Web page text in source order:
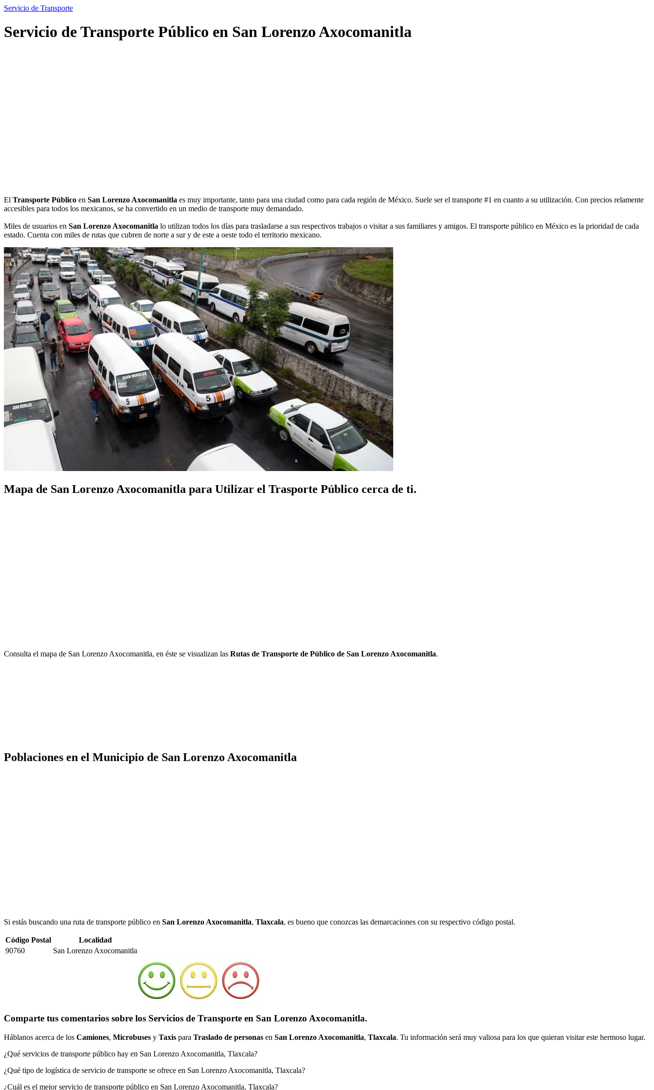
Servicio de Transporte
Servicio de Transporte Público en San Lorenzo Axocomanitla
El Transporte Público en San Lorenzo Axocomanitla es muy importante, tanto para una ciudad como para cada región de México. Suele ser el transporte #1 en cuanto a su utilización. Con precios relamente
accesibles para todos los mexicanos, se ha convertido en un medio de transporte muy demandado.
Miles de usuarios en San Lorenzo Axocomanitla lo utilizan todos los días para trasladarse a sus respectivos trabajos o visitar a sus familiares y amigos. El transporte público en México es la prioridad de cada
estado. Cuenta con miles de rutas que cubren de norte a sur y de este a oeste todo el territorio mexicano.
Mapa de San Lorenzo Axocomanitla para Utilizar el Trasporte Público cerca de ti.
Consulta el mapa de San Lorenzo Axocomanitla, en éste se visualizan las Rutas de Transporte de Público de San Lorenzo Axocomanitla.
Poblaciones en el Municipio de San Lorenzo Axocomanitla
Si estás buscando una ruta de transporte público en San Lorenzo Axocomanitla, Tlaxcala, es bueno que conozcas las demarcaciones con su respectivo código postal.
Código Postal
Localidad
90760
San Lorenzo Axocomanitla
Comparte tus comentarios sobre los Servicios de Transporte en San Lorenzo Axocomanitla.
Háblanos acerca de los Camiones, Microbuses y Taxis para Traslado de personas en San Lorenzo Axocomanitla, Tlaxcala. Tu información será muy valiosa para los que quieran visitar este hermoso lugar.
¿Qué servicios de transporte público hay en San Lorenzo Axocomanitla, Tlaxcala?
¿Qué tipo de logística de servicio de transporte se ofrece en San Lorenzo Axocomanitla, Tlaxcala?
¿Cuál es el mejor servicio de transporte público en San Lorenzo Axocomanitla, Tlaxcala?